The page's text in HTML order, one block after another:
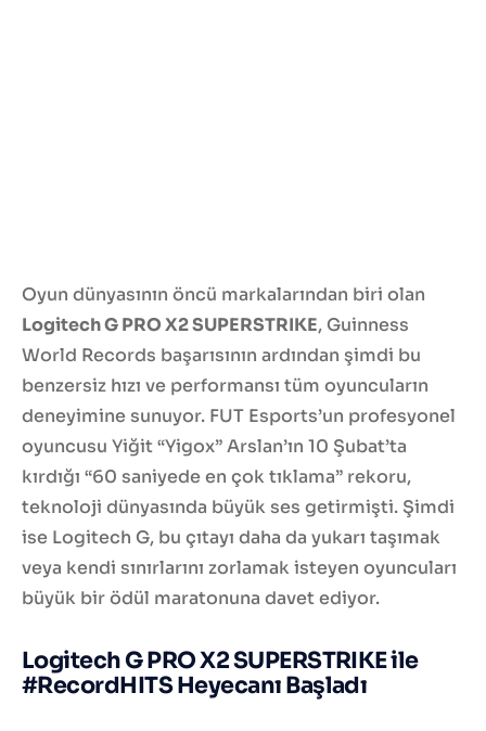
Oyun dünyasının öncü markalarından biri olan
Logitech G PRO X2 SUPERSTRIKE, Guinness
World Records başarısının ardından şimdi bu
benzersiz hızı ve performansı tüm oyuncuların
deneyimine sunuyor. FUT Esports’un profesyonel
oyuncusu Yiğit “Yigox” Arslan’ın 10 Şubat’ta
kırdığı “60 saniyede en çok tıklama” rekoru,
teknoloji dünyasında büyük ses getirmişti. Şimdi
ise Logitech G, bu çıtayı daha da yukarı taşımak
veya kendi sınırlarını zorlamak isteyen oyuncuları
büyük bir ödül maratonuna davet ediyor.
Logitech G PRO X2 SUPERSTRIKE ile
#RecordHITS Heyecanı Başladı